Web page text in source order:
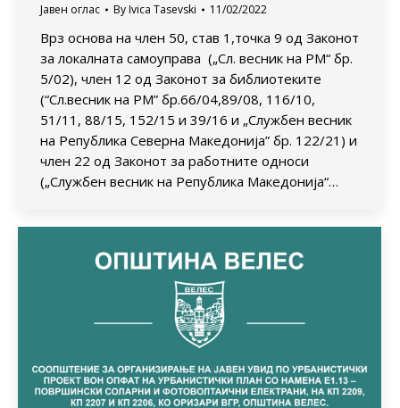
Јавен оглас By Ivica Tasevski 11/02/2022
Врз основа на член 50, став 1,точка 9 од Законот
за локалната самоуправа („Сл. весник на РМ“ бр.
5/02), член 12 од Законот за библиотеките
(“Сл.весник на РМ” бр.66/04,89/08, 116/10,
51/11, 88/15, 152/15 и 39/16 и „Службен весник
на Република Северна Македонија” бр. 122/21) и
член 22 од Законот за работните односи
(„Службен весник на Република Македонија“…